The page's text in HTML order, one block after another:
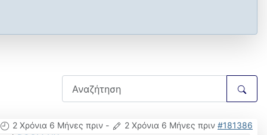
2 Χρόνια 6 Μήνες πριν - 2 Χρόνια 6 Μήνες πριν #181386